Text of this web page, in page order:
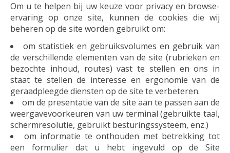
Om u te helpen bij uw keuze voor privacy en browse-
ervaring op onze site, kunnen de cookies die wij
beheren op de site worden gebruikt om:
om statistiek en gebruiksvolumes en gebruik van
de verschillende elementen van de site (rubrieken en
bezochte inhoud, routes) vast te stellen en ons in
staat te stellen de interesse en ergonomie van de
geraadpleegde diensten op de site te verbeteren.
om de presentatie van de site aan te passen aan de
weergavevoorkeuren van uw terminal (gebruikte taal,
schermresolutie, gebruikt besturingssysteem, enz.)
om informatie te onthouden met betrekking tot
een formulier dat u hebt ingevuld op de Site